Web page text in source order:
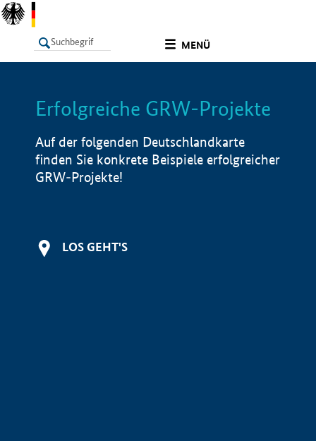
MENÜ
LISTE Info
Erfolgreiche GRW-Projekte
Auf der folgenden Deutschlandkarte
finden Sie konkrete Beispiele erfolgreicher
GRW-Projekte!
LOS GEHT'S